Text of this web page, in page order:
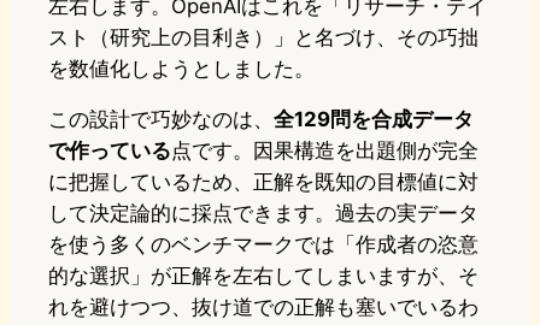
左右します。OpenAIはこれを「リサーチ・テイ
スト（研究上の目利き）」と名づけ、その巧拙
を数値化しようとしました。
この設計で巧妙なのは、 全129問を合成データ
で作っている点です。因果構造を出題側が完全
に把握しているため、正解を既知の目標値に対
して決定論的に採点できます。過去の実データ
を使う多くのベンチマークでは「作成者の恣意
的な選択」が正解を左右してしまいますが、そ
れを避けつつ、抜け道での正解も塞いでいるわ